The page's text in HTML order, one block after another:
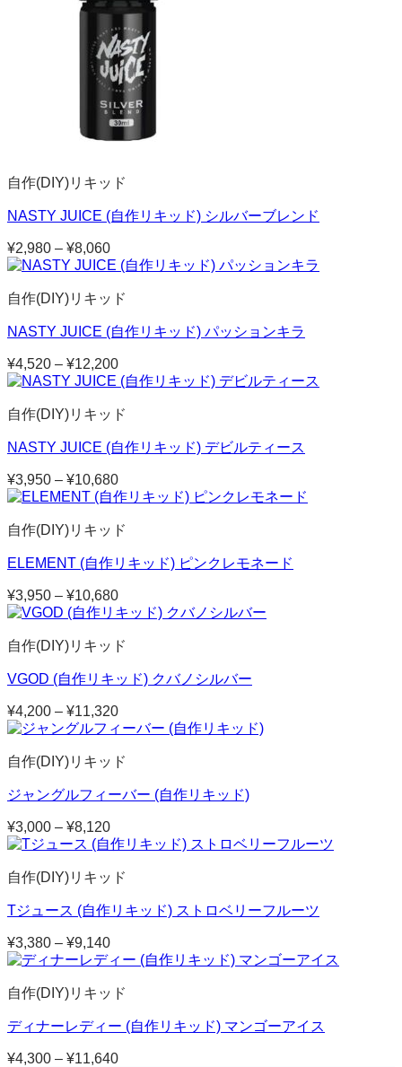
自作(DIY)リキッド
NASTY JUICE (自作リキッド) シルバーブレンド
¥2,980 – ¥8,060価
格
¥2,980
¥8,060
自作(DIY)リキッド
NASTY JUICE (自作リキッド) パッションキラ
¥4,520 – ¥12,200価
格
¥4,520
¥12,200
自作(DIY)リキッド
NASTY JUICE (自作リキッド) デビルティース
¥3,950 – ¥10,680価
格
¥3,950
¥10,680
自作(DIY)リキッド
ELEMENT (自作リキッド) ピンクレモネード
¥3,950 – ¥10,680価
格
¥3,950
¥10,680
自作(DIY)リキッド
VGOD (自作リキッド) クバノシルバー
¥4,200 – ¥11,320価
格
¥4,200
¥11,320
自作(DIY)リキッド
ジャングルフィーバー (自作リキッド)
¥3,000 – ¥8,120価
格
¥3,000
¥8,120
自作(DIY)リキッド
Tジュース (自作リキッド) ストロベリーフルーツ
¥3,380 – ¥9,140価
格
¥3,380
¥9,140
自作(DIY)リキッド
ディナーレディー (自作リキッド) マンゴーアイス
¥4,300 – ¥11,640価